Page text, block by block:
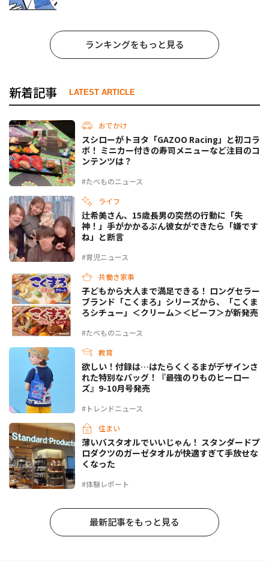
ランキングをもっと見る
新着記事 LATEST ARTICLE
おでかけ
#たべものニュース
スシローがトヨタ「GAZOO Racing」と初コラ
ボ！ ミニカー付きの寿司メニューなど注目のコ
ンテンツは？
ライフ
#育児ニュース
辻希美さん、15歳長男の突然の行動に「失
神！」手がかかるぶん彼女ができたら「嫌です
ね」と断言
共働き家事
#たべものニュース
子どもから大人まで満足できる！ ロングセラー
ブランド「こくまろ」シリーズから、「こくま
ろシチュー」＜クリーム＞＜ビーフ＞が新発売
教育
#トレンドニュース
欲しい！付録は…はたらくくるまがデザインさ
れた特別なバッグ！『最強のりものヒーロー
ズ』9-10月号発売
住まい
#体験レポート
薄いバスタオルでいいじゃん！ スタンダードプ
ロダクツのガーゼタオルが快適すぎて手放せな
くなった
最新記事をもっと見る